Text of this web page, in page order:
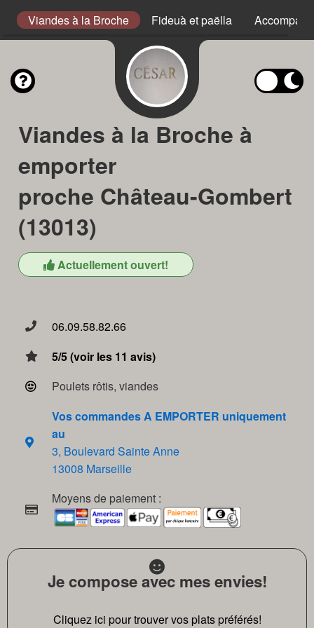
Viandes à la Broche Fideuà et paëlla
Viandes à la Broche à
emporter
proche Château-Gombert
(13013)
Actuellement ouvert!
06.09.58.82.66
5/5 (voir les 11 avis)
Poulets rôtis, viandes
Vos commandes A EMPORTER uniquement
au
3, Boulevard Sainte Anne
13008 Marseille
Moyens de paiement :
Je compose avec mes envies!
Cliquez ici pour trouver vos plats préférés!